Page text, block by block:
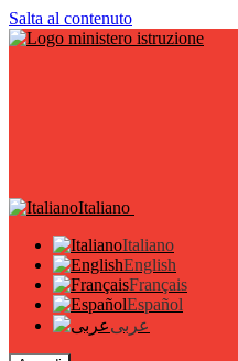
Salta al contenuto
Italiano
Italiano
English
Français
Español
عربى